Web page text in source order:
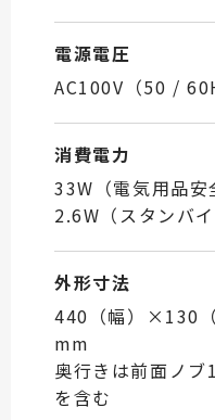
電源電圧
AC100V（50 /
消費電力
33W（電気用品安
2.6W（スタンバイ
外形寸法
440（幅）×130
mm
奥行きは前面ノ
を含む